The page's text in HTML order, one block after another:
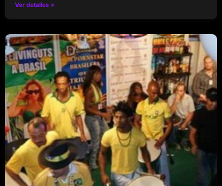
Ver detalles »